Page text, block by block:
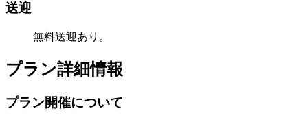
送迎
無料送迎あり。
プラン詳細情報
プラン開催について